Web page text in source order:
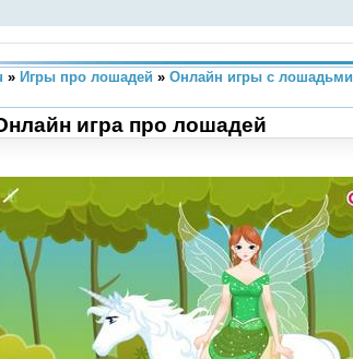
» Игры про лошадей » Онлайн игры с лошадьми
игра про лошадей